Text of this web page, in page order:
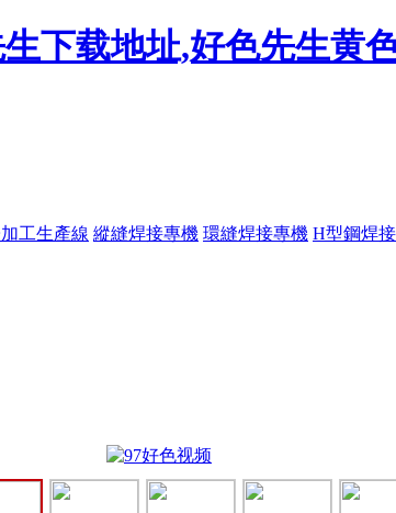
下载地址,好色先生黄
工生產線 縱縫焊接專機 環縫焊接專機 H型鋼焊